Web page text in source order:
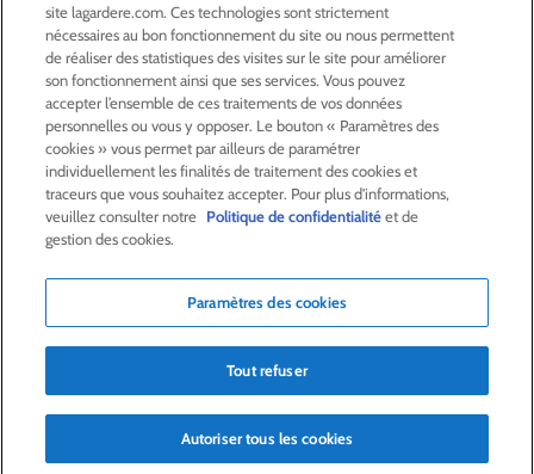
LA RSECHEZ LAGARDÈRE
LA FONDATIONJEAN‑LUC LAGARDÈRE
CENTRE PRESSE
NOUS REJOINDRE
Alerte e-mail
Commande de publication
Plan du site
Nous contacter
Mentions légales
Politique de confidentialité
Déclaration d’accessibilité
© Lagardère 2026
site lagardere.com. Ces technologies sont strictement
nécessaires au bon fonctionnement du site ou nous permettent
de réaliser des statistiques des visites sur le site pour améliorer
son fonctionnement ainsi que ses services. Vous pouvez
accepter l’ensemble de ces traitements de vos données
personnelles ou vous y opposer. Le bouton « Paramètres des
cookies » vous permet par ailleurs de paramétrer
individuellement les finalités de traitement des cookies et
traceurs que vous souhaitez accepter. Pour plus d'informations,
veuillez consulter notre Politique de confidentialitéet de
gestion des cookies.
Paramètres des cookies
Tout refuser
Autoriser tous les cookies